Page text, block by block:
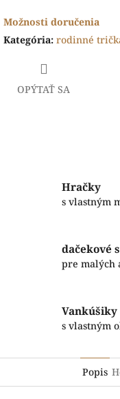
Možnosti doručenia
Kategória: rodinné
OPÝTAŤ SA
Hračky
s vlastným
dačekové
pre malých
Vankúšiky
s vlastným
Popis